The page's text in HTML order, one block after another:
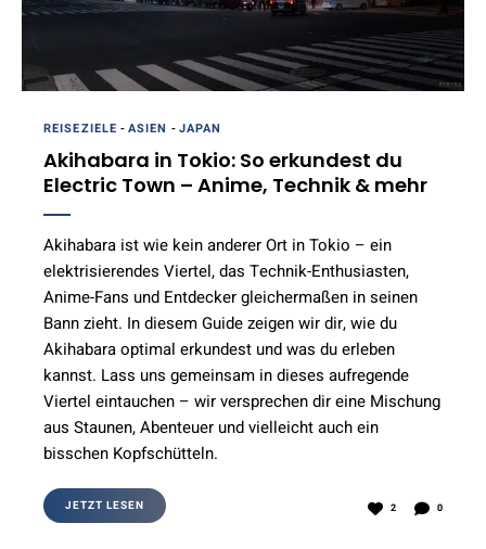
REISEZIELE -ASIEN -JAPAN
Akihabara in Tokio: So erkundest du
Electric Town – Anime, Technik & mehr
Akihabara ist wie kein anderer Ort in Tokio – ein
elektrisierendes Viertel, das Technik-Enthusiasten,
Anime-Fans und Entdecker gleichermaßen in seinen
Bann zieht. In diesem Guide zeigen wir dir, wie du
Akihabara optimal erkundest und was du erleben
kannst. Lass uns gemeinsam in dieses aufregende
Viertel eintauchen – wir versprechen dir eine Mischung
aus Staunen, Abenteuer und vielleicht auch ein
bisschen Kopfschütteln.
JETZT LESEN 2 0